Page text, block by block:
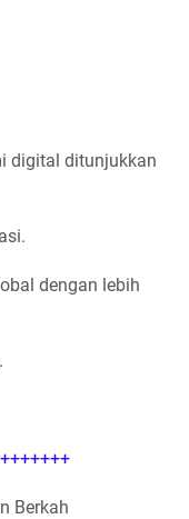
digital ditunjukkan
dengan lebih
Berkah